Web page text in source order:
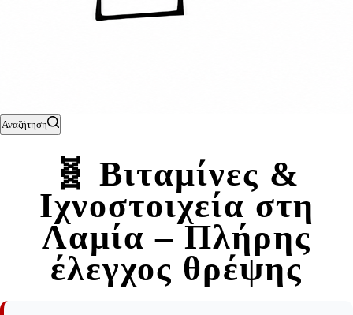
Αναζήτηση
🧬 Βιταμίνες &
Ιχνοστοιχεία στη
Λαμία – Πλήρης
έλεγχος θρέψης